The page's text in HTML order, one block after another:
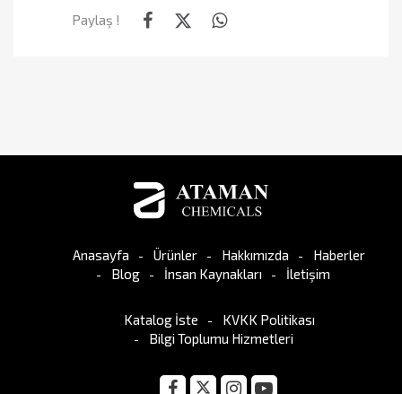
Paylaş !
Anasayfa Ürünler Hakkımızda
Haberler
Blog
İnsan Kaynakları İletişim
Katalog İste
KVKK Politikası
Bilgi Toplumu Hizmetleri